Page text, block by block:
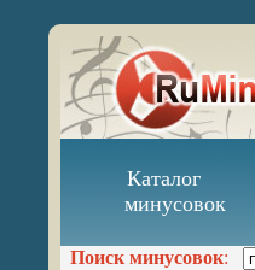
Каталог
минусовок
Поиск минусовок: